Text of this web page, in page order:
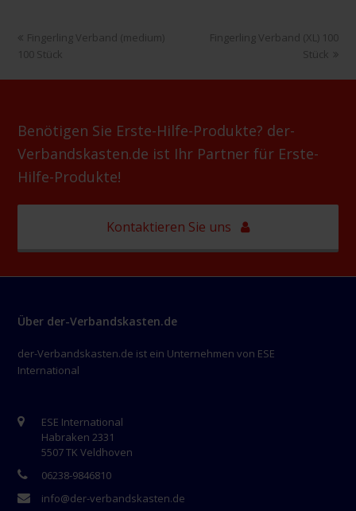
Menge
vorheriger
Beitrag:
Fingerling Verband (medium)
100 Stück
Nächster
Fingerling Verband (XL) 100
Stück
Benötigen Sie Erste-Hilfe-Produkte? der-
Verbandskasten.de ist Ihr Partner für Erste-
Hilfe-Produkte!
Kontaktieren Sie uns
Über der-Verbandskasten.de
der-Verbandskasten.de ist ein Unternehmen von ESE
International
ESE International
Habraken 2331
5507 TK Veldhoven
06238-9846810
info@der-verbandskasten.de